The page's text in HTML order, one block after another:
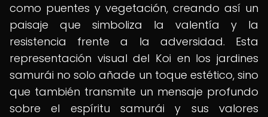
como puentes y vegetación, creando así un
paisaje que simboliza la valentía y la
resistencia frente a la adversidad. Esta
representación visual del Koi en los jardines
samurái no solo añade un toque estético, sino
que también transmite un mensaje profundo
sobre el espíritu samurái y sus valores